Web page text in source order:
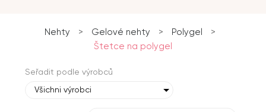
Nehty > Gelové nehty > Polygel
>
Štetce na polygel
Seřadit podle výrobců
Všichni výrobci